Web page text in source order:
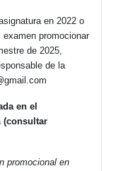
en 2022 o
promocionar
de 2025,
de la
en el
(consultar
promocional en